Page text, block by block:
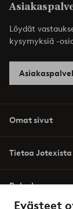
Evästeet
Löydät
kysymyksiä -
Omat sivut
Tietoa Jotexista
Palvelumme